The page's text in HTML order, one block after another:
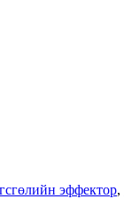
эффектор,